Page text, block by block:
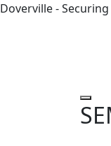
Doverville -